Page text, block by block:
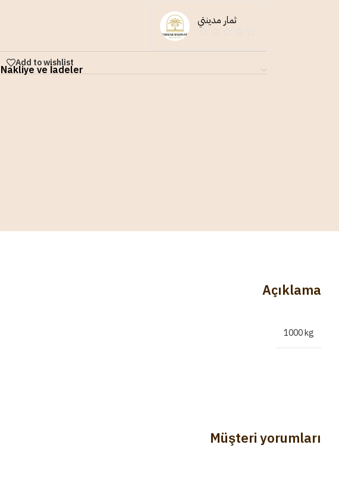
ثمار مدينتي
Add to wishlist
Nakliye ve İadeler
Açıklama
1000 kg
Müşteri yorumları